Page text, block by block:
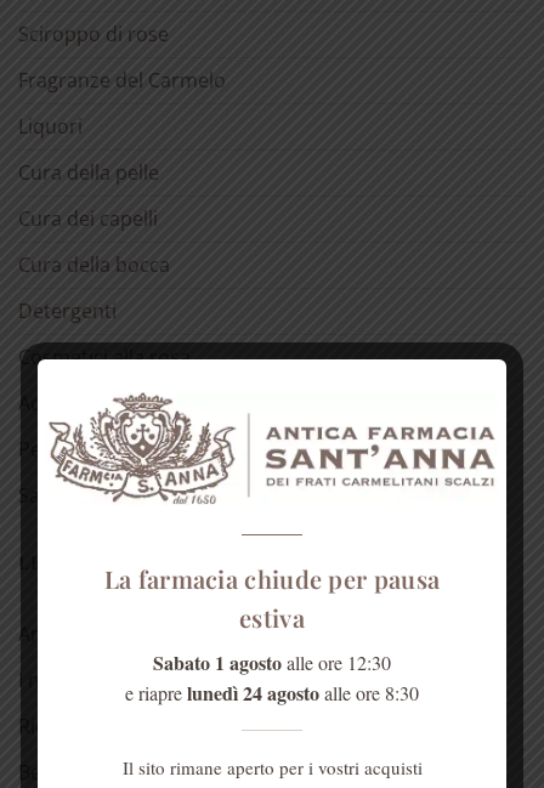
Sciroppo di rose
Fragranze del Carmelo
Liquori
Cura della pelle
Cura dei capelli
Cura della bocca
Detergenti
Cosmetici alla rosa
Acqua di Sant’Anna
Per la casa
Salute dell’anima
LE NOSTRE RUBRICHE
Antica spezieria
Bellezza
La farmacia chiude per pausa
estiva
Sabato 1 agostoalle ore 12:30
e riaprelunedì 24 agostoalle ore 8:30
Il sito rimane aperto per i vostri acquisti